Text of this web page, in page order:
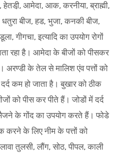
आमेदा, आक, करनीया, ब्राह्मी,
धतुरा बीज, हड, भुजा, कनकी बीज,
गीगचा, इत्यादि का उपयोग रोगों
रहा है। आमेदा के बीजों को पीसकर
अरण्डी के तेल से मालिश एंव पत्तों को
कम हो जाता है। बुखार को ठीक
को पीस कर पीते हैं। जोडों में दर्द
के गोंद का उपयोग करते हैं। फोडे
करने के लिए नीम के पत्तों को
तुलसी, लौंग, सोठ, पीपल, काली